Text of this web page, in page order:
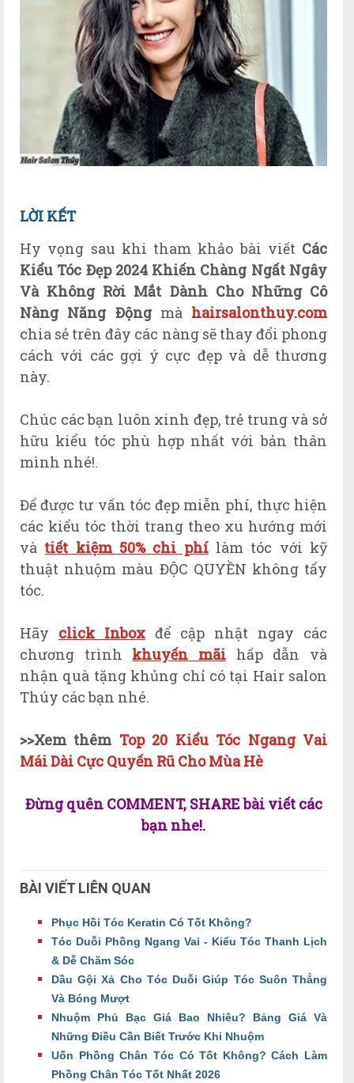
LỜI KẾT
Hy vọng sau khi tham khảo bài viết Các
Kiểu Tóc Đẹp 2024 Khiến Chàng Ngất Ngây
Và Không Rời Mắt Dành Cho Những Cô
Nàng Năng Độngmà hairsalonthuy.com
chia sẻ trên đây các nàng sẽ thay đổi phong
cách với các gợi ý cực đẹp và dễ thương
này.
Chúc các bạn luôn xinh đẹp, trẻ trung và sở
hữu kiểu tóc phù hợp nhất với bản thân
mình nhé!.
Để được tư vấn tóc đẹp miễn phí, thực hiện
các kiểu tóc thời trang theo xu hướng mới
và tiết kiệm 50% chi phílàm tóc với kỹ
thuật nhuộm màu ĐỘC QUYỀN không tẩy
tóc.
Hãy click Inbox để cập nhật ngay các
chương trình khuyến mãi hấp dẫn và
nhận quà tặng khủng chỉ có tại Hair salon
Thúy các bạn nhé.
>>Xem thêm Top 20 Kiểu Tóc Ngang Vai
Mái Dài Cực Quyến Rũ Cho Mùa Hè
Đừng quên COMMENT, SHARE bài viết các
bạn nhe!.
BÀI VIẾT LIÊN QUAN
Phục Hồi Tóc Keratin Có Tốt Không?
Tóc Duỗi Phồng Ngang Vai - Kiểu Tóc Thanh Lịch
& Dễ Chăm Sóc
Dầu Gội Xả Cho Tóc Duỗi Giúp Tóc Suôn Thẳng
Và Bóng Mượt
Nhuộm Phủ Bạc Giá Bao Nhiêu? Bảng Giá Và
Những Điều Cần Biết Trước Khi Nhuộm
Uốn Phồng Chân Tóc Có Tốt Không? Cách Làm
Phồng Chân Tóc Tốt Nhất 2026